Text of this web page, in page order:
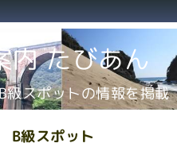
内 たびあん
級スポットの情報を掲載
B級スポット